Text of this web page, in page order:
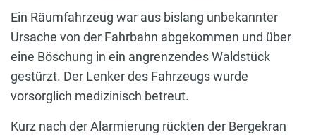
Ein Räumfahrzeug war aus bislang unbekannter
Ursache von der Fahrbahn abgekommen und über
eine Böschung in ein angrenzendes Waldstück
gestürzt. Der Lenker des Fahrzeugs wurde
vorsorglich medizinisch betreut.
Kurz nach der Alarmierung rückten der Bergekran